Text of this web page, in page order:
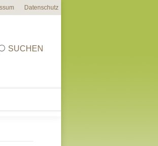
Datenschutz
SUCHEN